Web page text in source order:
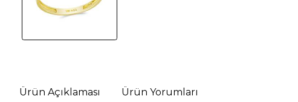
Ürün Açıklaması Ürün Yorumları